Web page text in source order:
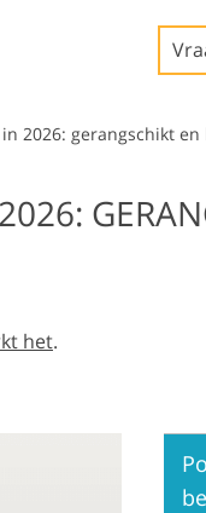
van
Video
voor
2026: gerangschikt
het.